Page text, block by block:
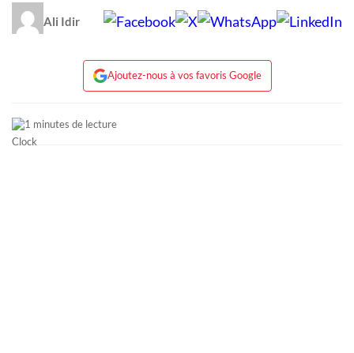
Ali Idir
Ajoutez-nous à vos favoris Google
1 minutes de lecture